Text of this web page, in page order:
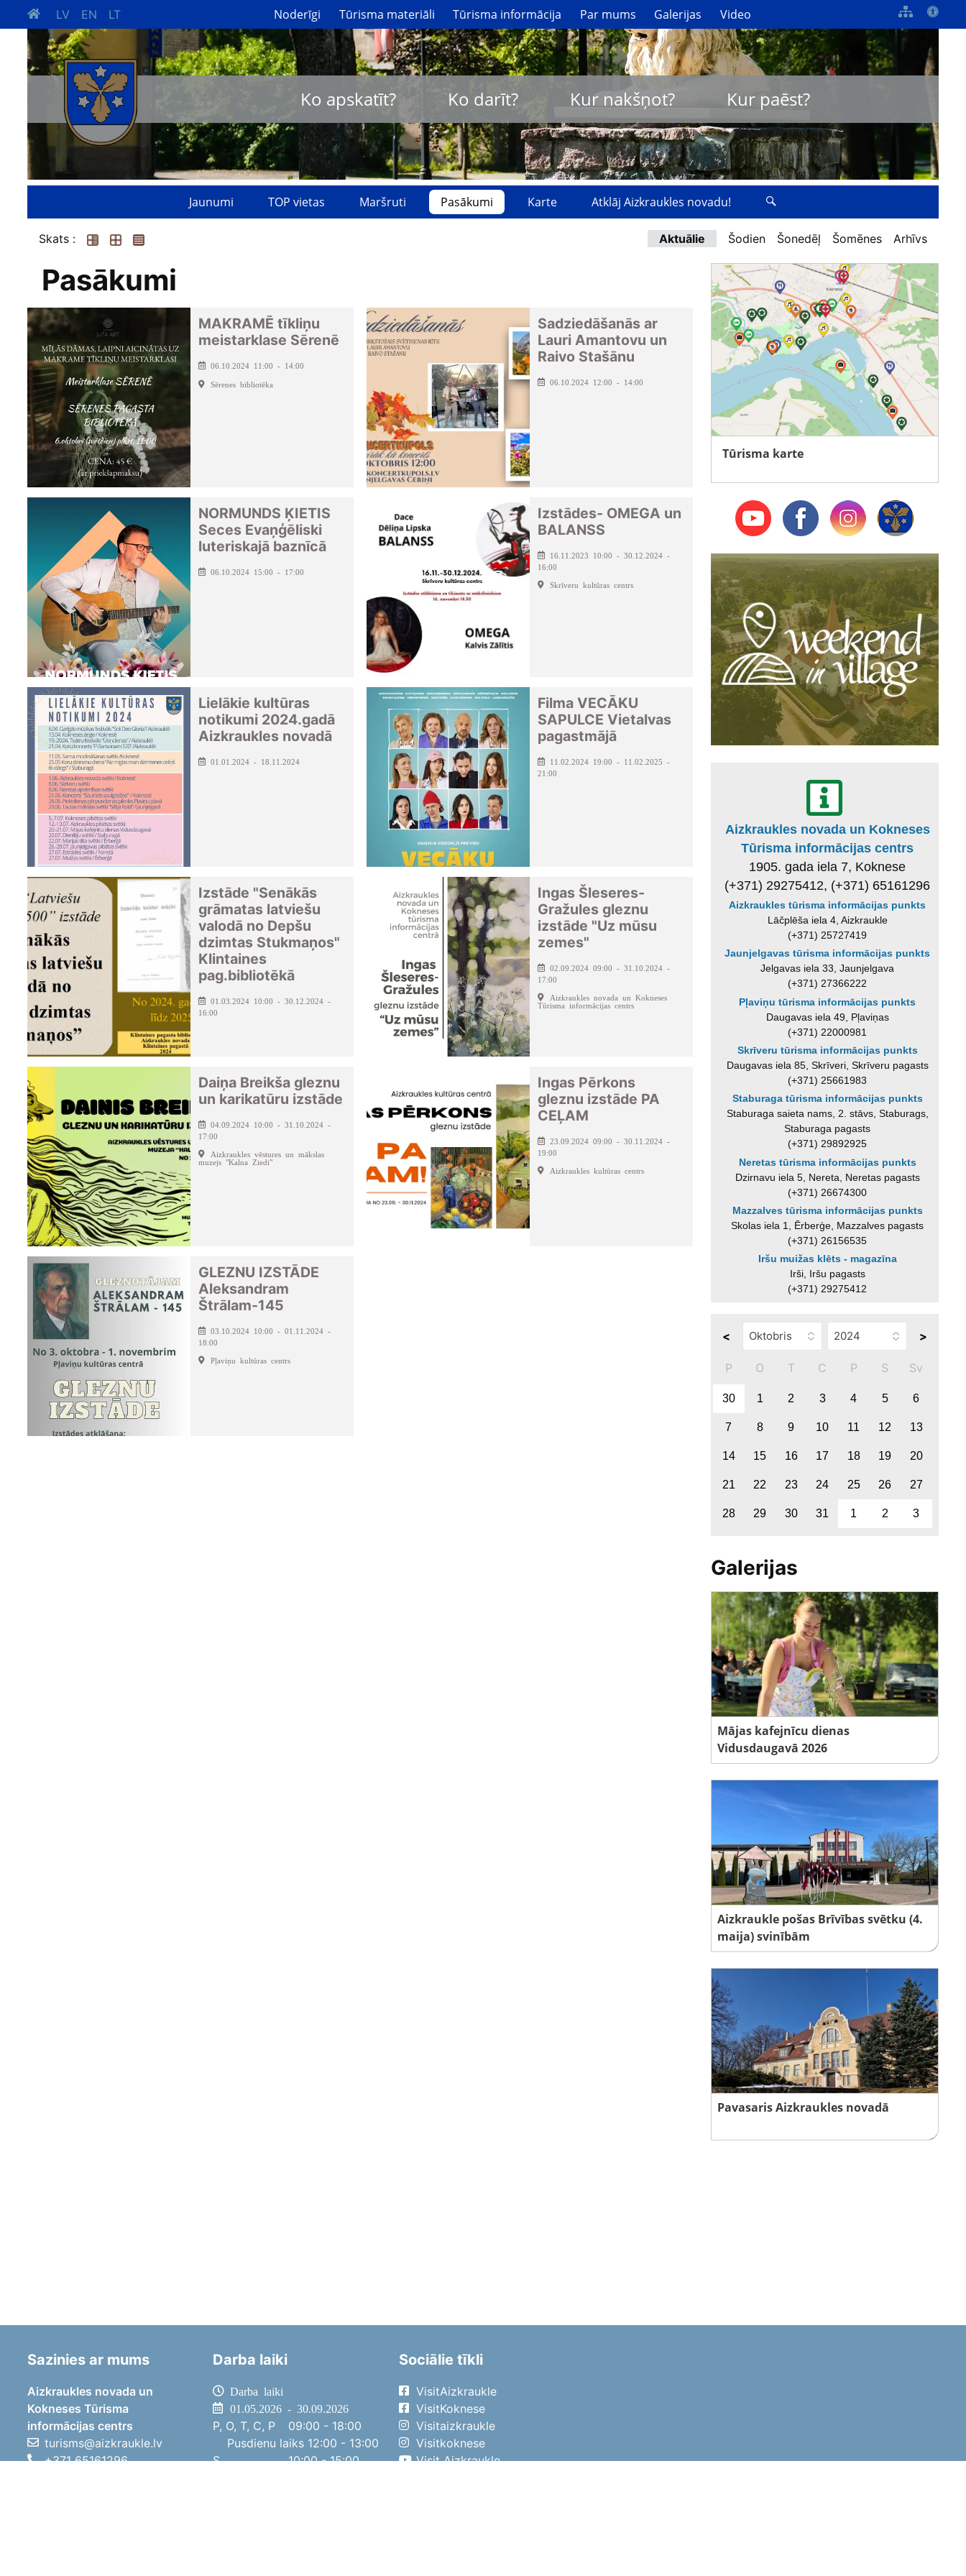
LV EN LT Noderīgi Tūrisma materiāli Tūrisma informācija Par mums Galerijas Video
Ko apskatīt? Ko darīt? Kur nakšņot? Kur paēst?
Jaunumi TOP vietas Maršruti Pasākumi Karte Atklāj Aizkraukles novadu!
Skats : Aktuālie Šodien Šonedēļ Šomēnes Arhīvs
Pasākumi
MAKRAMĒ tīkliņu
meistarklase Sērenē
06.10.2024 11:00 - 14:00
Sērenes bibliotēka
Sadziedāšanās ar
Lauri Amantovu un
Raivo Stašānu
06.10.2024 12:00 - 14:00
NORMUNDS ĶIETIS
Seces Evaņģēliski
luteriskajā baznīcā
06.10.2024 15:00 - 17:00
Izstādes- OMEGA un
BALANSS
16.11.2023 10:00 - 30.12.2024 -
16:00
Skrīveru kultūras centrs
Lielākie kultūras
notikumi 2024.gadā
Aizkraukles novadā
01.01.2024 - 18.11.2024
Filma VECĀKU
SAPULCE Vietalvas
pagastmājā
11.02.2024 19:00 - 11.02.2025 -
21:00
Izstāde "Senākās
grāmatas latviešu
valodā no Depšu
dzimtas Stukmaņos"
Klintaines
pag.bibliotēkā
01.03.2024 10:00 - 30.12.2024 -
16:00
Ingas Šleseres-
Gražules gleznu
izstāde "Uz mūsu
zemes"
02.09.2024 09:00 - 31.10.2024 -
17:00
Aizkraukles novada un Kokneses
Tūrisma informācijas centrs
Daiņa Breikša gleznu
un karikatūru izstāde
04.09.2024 10:00 - 31.10.2024 -
17:00
Aizkraukles vēstures un mākslas
muzejs "Kalna Ziedi"
Ingas Pērkons
gleznu izstāde PA
CEĻAM
23.09.2024 09:00 - 30.11.2024 -
19:00
Aizkraukles kultūras centrs
GLEZNU IZSTĀDE
Aleksandram
Štrālam-145
03.10.2024 10:00 - 01.11.2024 -
18:00
Pļaviņu kultūras centrs
Tūrisma karte
Aizkraukles novada un Kokneses
Tūrisma informācijas centrs
1905. gada iela 7, Koknese
(+371) 29275412, (+371) 65161296
Aizkraukles tūrisma informācijas punkts
Lāčplēša iela 4, Aizkraukle
(+371) 25727419
Jaunjelgavas tūrisma informācijas punkts
Jelgavas iela 33, Jaunjelgava
(+371) 27366222
Pļaviņu tūrisma informācijas punkts
Daugavas iela 49, Pļaviņas
(+371) 22000981
Skrīveru tūrisma informācijas punkts
Daugavas iela 85, Skrīveri, Skrīveru pagasts
(+371) 25661983
Staburaga tūrisma informācijas punkts
Staburaga saieta nams, 2. stāvs, Staburags,
Staburaga pagasts
(+371) 29892925
Neretas tūrisma informācijas punkts
Dzirnavu iela 5, Nereta, Neretas pagasts
(+371) 26674300
Mazzalves tūrisma informācijas punkts
Skolas iela 1, Ērberģe, Mazzalves pagasts
(+371) 26156535
Iršu muižas klēts - magazīna
Irši, Iršu pagasts
(+371) 29275412
< >
P O T C P S Sv
30 1 2 3 4 5 6
7 8 9 10 11 12 13
14 15 16 17 18 19 20
21 22 23 24 25 26 27
28 29 30 31 1 2 3
Galerijas
Mājas kafejnīcu dienas
Vidusdaugavā 2026
Aizkraukle pošas Brīvības svētku (4.
maija) svinībām
Pavasaris Aizkraukles novadā
Sazinies ar mums
Aizkraukles novada un
Kokneses Tūrisma
informācijas centrs
turisms@aizkraukle.lv
+371 65161296
Darba laiki
Darba laiki
01.05.2026 - 30.09.2026
P, O, T, C, P
09:00 - 18:00
Pusdienu laiks 12:00 - 13:00
S
10:00 - 15:00
Sociālie tīkli
VisitAizkraukle
VisitKoknese
Visitaizkraukle
Visitkoknese
Visit Aizkraukle